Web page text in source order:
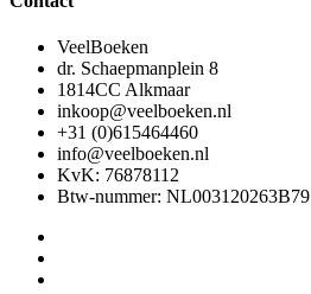
VeelBoeken
dr. Schaepmanplein 8
1814CC Alkmaar
inkoop@veelboeken.nl
+31 (0)615464460
info@veelboeken.nl
KvK: 76878112
Btw-nummer: NL003120263B79